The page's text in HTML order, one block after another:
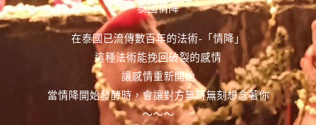
泰國情降
在泰國已流傳數百年的法術-「情降」
這種法術能挽回破裂的感情
讓感情重新開始
當情降開始發酵時，會讓對方無時無刻想念著你
～～～